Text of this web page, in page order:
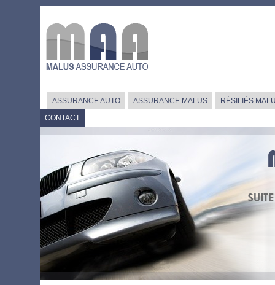
ASSURANCE AUTO ASSURANCE MALUS
RÉSILIÉS
CONTACT